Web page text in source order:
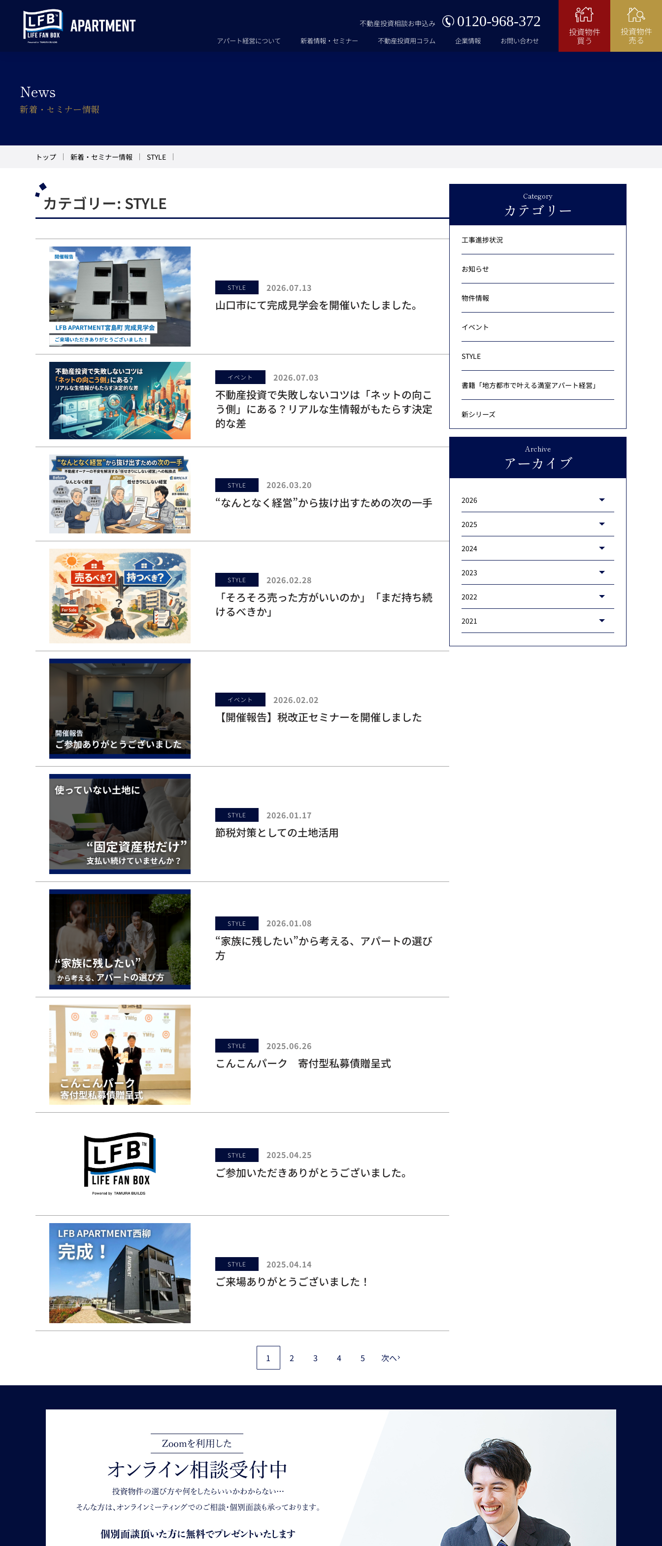
不動産投資相談お申込み 0120-968-372
アパート経営について 新着情報・セミナー 不動産投資用コラム 企業情報 お問い合わせ
投資物件
買う
投資物件
売る
News
新着・セミナー情報
トップ 新着・セミナー情報 STYLE
カテゴリー: STYLE
STYLE 2026.07.13
山口市にて完成見学会を開催いたしました。
イベント 2026.07.03
不動産投資で失敗しないコツは「ネットの向こ
う側」にある？リアルな生情報がもたらす決定
的な差
STYLE 2026.03.20
“なんとなく経営”から抜け出すための次の一手
STYLE 2026.02.28
「そろそろ売った方がいいのか」「まだ持ち続
けるべきか」
イベント 2026.02.02
【開催報告】税改正セミナーを開催しました
STYLE 2026.01.17
節税対策としての土地活用
STYLE 2026.01.08
“家族に残したい”から考える、アパートの選び
方
STYLE 2025.06.26
こんこんパーク 寄付型私募債贈呈式
STYLE 2025.04.25
ご参加いただきありがとうございました。
STYLE 2025.04.14
ご来場ありがとうございました！
Category
カテゴリー
工事進捗状況
お知らせ
物件情報
イベント
STYLE
書籍「地方都市で叶える満室アパート経営」
新シリーズ
Archive
アーカイブ
2026
2025
2024
2023
2022
2021
1 2 3 4 5 次へ